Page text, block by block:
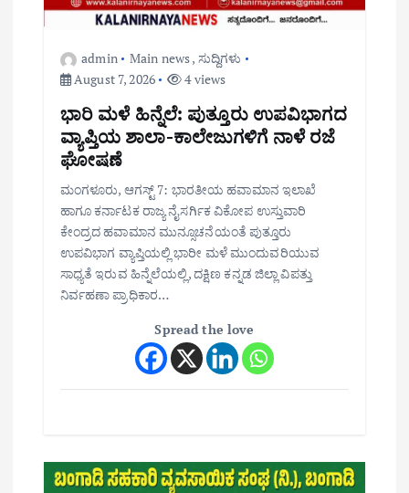
admin Main news, ಸುದ್ದಿಗಳು
August 7, 2026
4 views
ಭಾರಿ ಮಳೆ ಹಿನ್ನೆಲೆ: ಪುತ್ತೂರು ಉಪವಿಭಾಗದ
ವ್ಯಾಪ್ತಿಯ ಶಾಲಾ-ಕಾಲೇಜುಗಳಿಗೆ ನಾಳೆ ರಜೆ
ಘೋಷಣೆ
ಮಂಗಳೂರು, ಆಗಸ್ಟ್ 7: ಭಾರತೀಯ ಹವಾಮಾನ ಇಲಾಖೆ
ಹಾಗೂ ಕರ್ನಾಟಕ ರಾಜ್ಯ ನೈಸರ್ಗಿಕ ವಿಕೋಪ ಉಸ್ತುವಾರಿ
ಕೇಂದ್ರದ ಹವಾಮಾನ ಮುನ್ಸೂಚನೆಯಂತೆ ಪುತ್ತೂರು
ಉಪವಿಭಾಗ ವ್ಯಾಪ್ತಿಯಲ್ಲಿ ಭಾರೀ ಮಳೆ ಮುಂದುವರಿಯುವ
ಸಾಧ್ಯತೆ ಇರುವ ಹಿನ್ನೆಲೆಯಲ್ಲಿ, ದಕ್ಷಿಣ ಕನ್ನಡ ಜಿಲ್ಲಾ ವಿಪತ್ತು
ನಿರ್ವಹಣಾ ಪ್ರಾಧಿಕಾರ…
Spread the love